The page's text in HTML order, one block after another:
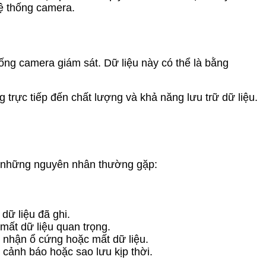
thống camera.
camera giám sát. Dữ liệu này có thể là bằng
trực tiếp đến chất lượng và khả năng lưu trữ dữ liệu.
nguyên nhân thường gặp:
liệu đã ghi.
dữ liệu quan trọng.
ổ cứng hoặc mất dữ liệu.
báo hoặc sao lưu kịp thời.